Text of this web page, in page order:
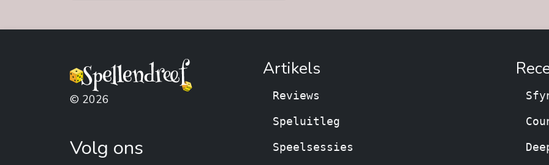
© 2026
Volg ons
Artikels
Reviews
Speluitleg
Speelsessies